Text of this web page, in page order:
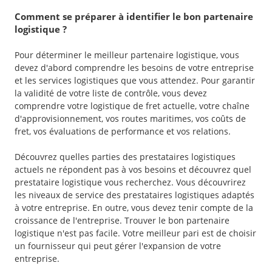
Comment se préparer à identifier le bon partenaire
logistique ?
Pour déterminer le meilleur partenaire logistique, vous
devez d'abord comprendre les besoins de votre entreprise
et les services logistiques que vous attendez. Pour garantir
la validité de votre liste de contrôle, vous devez
comprendre votre logistique de fret actuelle, votre chaîne
d'approvisionnement, vos routes maritimes, vos coûts de
fret, vos évaluations de performance et vos relations.
Découvrez quelles parties des prestataires logistiques
actuels ne répondent pas à vos besoins et découvrez quel
prestataire logistique vous recherchez. Vous découvrirez
les niveaux de service des prestataires logistiques adaptés
à votre entreprise. En outre, vous devez tenir compte de la
croissance de l'entreprise. Trouver le bon partenaire
logistique n'est pas facile. Votre meilleur pari est de choisir
un fournisseur qui peut gérer l'expansion de votre
entreprise.